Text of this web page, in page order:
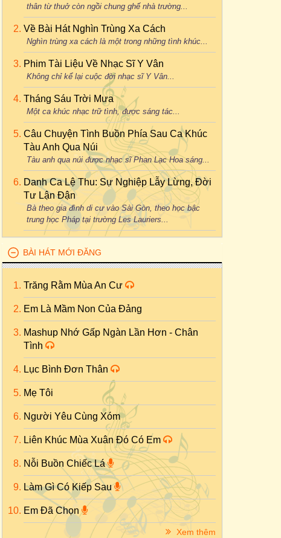
thân từ thuở còn ngồi chung ghế nhà trường...
Về Bài Hát Nghìn Trùng Xa Cách
Nghìn trùng xa cách là một trong những tình khúc...
Phim Tài Liệu Về Nhạc Sĩ Y Vân
Không chỉ kể lại cuộc đời nhạc sĩ Y Vân...
Tháng Sáu Trời Mưa
Một ca khúc nhạc trữ tình, được sáng tác...
Câu Chuyện Tình Buồn Phía Sau Ca Khúc
Tàu Anh Qua Núi
Tàu anh qua núi được nhạc sĩ Phan Lạc Hoa sáng...
Danh Ca Lệ Thu: Sự Nghiệp Lẫy Lừng, Đời
Tư Lận Đận
Bà theo gia đình di cư vào Sài Gòn, theo học bậc
trung học Pháp tại trường Les Lauriers...
BÀI HÁT MỚI ĐĂNG
Trăng Rằm Mùa An Cư
Em Là Mầm Non Của Đảng
Mashup Nhớ Gấp Ngàn Lần Hơn - Chân
Tình
Lục Bình Đơn Thân
Mẹ Tôi
Người Yêu Cùng Xóm
Liên Khúc Mùa Xuân Đó Có Em
Nỗi Buồn Chiếc Lá
Làm Gì Có Kiếp Sau
Em Đã Chọn
Xem thêm